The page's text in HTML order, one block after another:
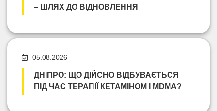
– ШЛЯХ ДО ВІДНОВЛЕННЯ
05.08.2026
ДНІПРО: ЩО ДІЙСНО ВІДБУВАЄТЬСЯ
ПІД ЧАС ТЕРАПІЇ КЕТАМІНОМ І MDMA?